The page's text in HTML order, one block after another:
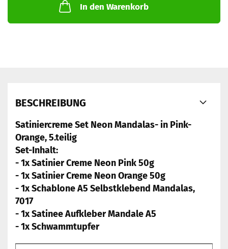
In den Warenkorb
BESCHREIBUNG
Satiniercreme Set Neon Mandalas- in Pink-
Orange, 5.teilig
Set-Inhalt:
- 1x Satinier Creme Neon Pink 50g
- 1x Satinier Creme Neon Orange 50g
- 1x Schablone A5 Selbstklebend Mandalas,
7017
- 1x Satinee Aufkleber Mandale A5
- 1x Schwammtupfer